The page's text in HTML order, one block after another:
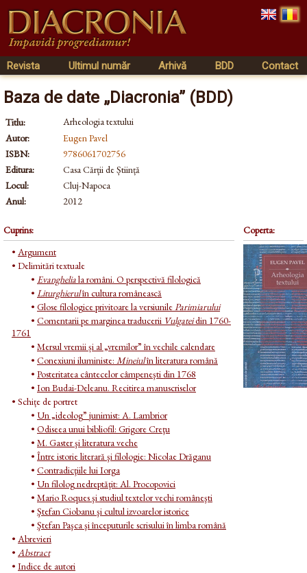
Revista Ultimul număr Arhivă BDD Contact
Baza de date „Diacronia” (BDD)
Titlu:
Arheologia textului
Autor:
Eugen Pavel
ISBN:
9786061702756
Editura:
Casa Cărții de Știință
Locul:
Cluj-Napoca
Anul:
2012
Cuprins:
• Argument
• Delimitări textuale
• Evangheliala români. O perspectivă filologică
• Liturghierulîn cultura românească
• Glose filologice privitoare la versiunileParimiarului
• Comentarii pe marginea traducerii Vulgateidin 1760-
1761
• Mersul vremii și al „vremilor” în vechile calendare
• Conexiuni iluministe: Mineiulîn literatura română
• Posteritatea cântecelor câmpeneşti din 1768
• Ion Budai-Deleanu. Recitirea manuscriselor
• Schițe de portret
• Un „ideolog” junimist: A. Lambrior
• Odiseea unui bibliofil: Grigore Creţu
• M. Gaster şi literatura veche
• Între istorie literară şi filologie: Nicolae Drăganu
• Contradicţiile lui Iorga
• Un filolog nedreptăţit: Al. Procopovici
• Mario Roques şi studiul textelor vechi româneşti
• Ştefan Ciobanu şi cultul izvoarelor istorice
• Ştefan Paşca şi începuturile scrisului în limba română
• Abrevieri
• Abstract
• Indice de autori
Coperta: